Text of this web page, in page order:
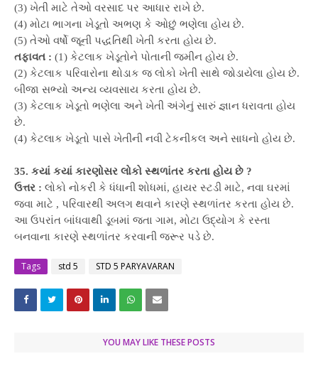
(3) ખેતી માટે તેઓ વરસાદ પર આધાર રાખે છે.
(4) મોટા ભાગના ખેડૂતો અભણ કે ઓછું ભણેલા હોય છે.
(5) તેઓ વર્ષો જૂની પદ્ધતિથી ખેતી કરતા હોય છે.
તફાવત : (1) કેટલાક ખેડૂતોને પોતાની જમીન હોય છે.
(2) કેટલાક પરિવારોના થોડાક જ લોકો ખેતી સાથે જોડાયેલા હોય છે.
બીજા સભ્યો અન્ય વ્યવસાય કરતા હોય છે.
(3) કેટલાક ખેડૂતો ભણેલા અને ખેતી અંગેનું સારું જ્ઞાન ધરાવતા હોય
છે.
(4) કેટલાક ખેડૂતો પાસે ખેતીની નવી ટેકનીકલ અને સાધનો હોય છે.
35. કયાં કયાં કારણોસર લોકો સ્થળાંતર કરતા હોય છે ?
ઉત્તર : લોકો નોકરી કે ધંધાની શોધમાં, હાયર સ્ટડી માટે, નવા ઘરમાં
જવા માટે , પરિવારથી અલગ થવાને કારણે સ્થળાંતર કરતા હોય છે.
આ ઉપરાંત બાંધવાથી ડૂબમાં જતા ગામ, મોટા ઉદ્યોગ કે રસ્તા
બનવાના કારણે સ્થળાંતર કરવાની જરૂર પડે છે.
Tags std 5 STD 5 PARYAVARAN
YOU MAY LIKE THESE POSTS